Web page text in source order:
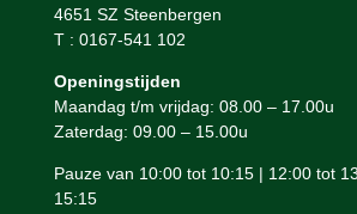
4651 SZ Steenbergen
T : 0167-541 102
Openingstijden
Maandag t/m vrijdag: 08.00 – 17.00u
Zaterdag: 09.00 – 15.00u
Pauze van 10:00 tot 10:15 | 12:00 tot
15:15